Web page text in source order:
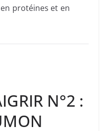
protéines et en
N°2 :